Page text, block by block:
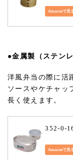
Amazonで見
●金属製（ステン
洋風弁当の際に活
ソースやケチャッ
長く使えます。
352-0-
Amazonで見